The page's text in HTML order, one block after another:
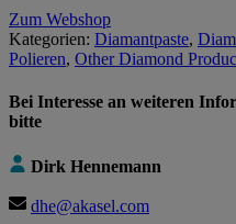
Zum Webshop
Kategorien: Diamantpaste,
Polieren, Other Diamond
Bei Interesse an weiteren
bitte
Dirk Hennemann
dhe@akasel.com